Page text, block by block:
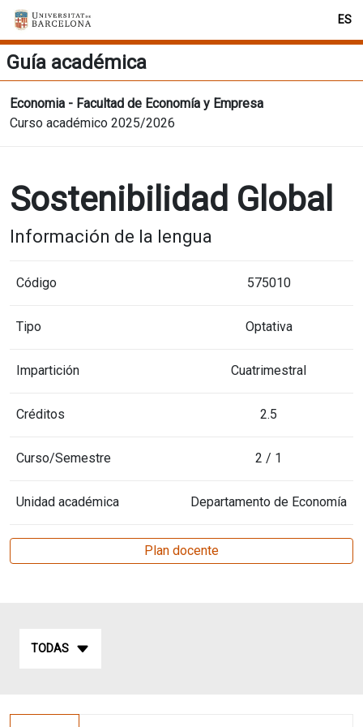
ES
Guía académica
Economia - Facultad de Economía y Empresa
Curso académico 2025/2026
Sostenibilidad Global
Información de la lengua
Código 575010
Tipo Optativa
Impartición Cuatrimestral
Créditos 2.5
Curso/Semestre 2 / 1
Unidad académica Departamento de Economía
Plan docente
TODAS